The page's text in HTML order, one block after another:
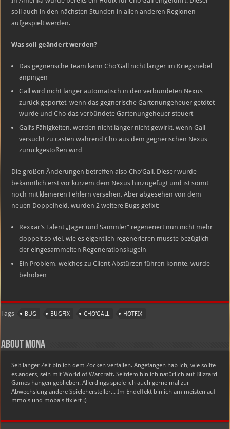
Cho’Gall
soll auch in den nächsten Stunden in allen anderen Regionen
aufgespielt werden.
Was soll geändert werden?
Das gegnerische Team kann Cho’Gall nicht länger im Kriegsnebel
anpingen
Gall wird nicht länger automatisch in den verbündeten Nexus
zurück geportet, wenn das gegnerische Gartenungeheuer getötet
wurde und Cho das verbündete Gartenungeheuer steuert
Gall’s Fähigkeiten, werden nicht länger nicht gewirkt, wenn Gall
versucht zu casten während Cho aus dem gegnerischen Nexus
zurückgestoßen wird
Die großen Änderungen betreffen also Cho’Gall. Dieser wurde
bekanntlich erst vor kurzem dem Nexus hinzugefügt und ist somit
noch mit kleineren Fehlern versehen. Aber abgesehen von dem
neuen Doppelheld, wurden 2 weitere Bugs gefixt:
Rexxar’s Talent „Jäger und Sammler“ regeneriert nun nicht mehr
doppelt so viel, wie es eigentlich regenerieren musste bezüglich
der eingesammelten Regenerationskugeln
Ein Problem, welches zu Client-Abstürzen führen konnte, wurde
behoben
Tags BUG BUGFIX CHO'GALL HOTFIX
About Mona
Seit langer Zeit bin ich dem Zocken verfallen. Angefangen hab ich, wie sollte
es anders, sein mit World of Warcraft. Seitdem bin ich natürlich auf Blizzard
Games hängen geblieben. Allerdings spiele ich auch gerne mal zur
Abwechslung andere Spielehersteller... Im Endeffekt bin ich am meisten auf
mmo's und moba's fixiert :)